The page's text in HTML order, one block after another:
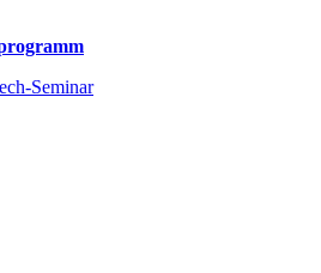
Seminar